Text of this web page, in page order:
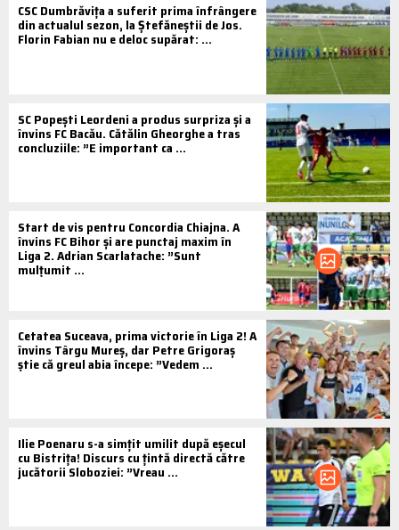
CSC Dumbrăvița a suferit prima înfrângere
din actualul sezon, la Ștefăneștii de Jos.
Florin Fabian nu e deloc supărat: ...
SC Popești Leordeni a produs surpriza și a
învins FC Bacău. Cătălin Gheorghe a tras
concluziile: ”E important ca ...
Start de vis pentru Concordia Chiajna. A
învins FC Bihor și are punctaj maxim în
Liga 2. Adrian Scarlatache: ”Sunt
mulțumit ...
Cetatea Suceava, prima victorie în Liga 2! A
învins Târgu Mureș, dar Petre Grigoraș
știe că greul abia începe: ”Vedem ...
Ilie Poenaru s-a simțit umilit după eșecul
cu Bistrița! Discurs cu țintă directă către
jucătorii Sloboziei: ”Vreau ...